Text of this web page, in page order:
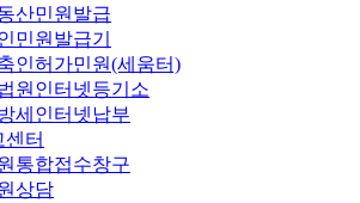
산민원발급
민원발급기
인허가민원(세움터)
원인터넷등기소
세인터넷납부
터
통합접수창구
상담